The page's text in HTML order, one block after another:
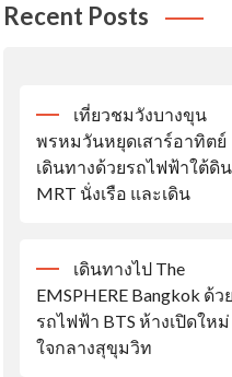
Recent Posts
เที่ยวชมวังบางขุน
พรหมวันหยุดเสาร์อาทิตย์
เดินทางด้วยรถไฟฟ้าใต้ดิน
MRT นั่งเรือ และเดิน
เดินทางไป The
EMSPHERE Bangkok ด้วย
รถไฟฟ้า BTS ห้างเปิดใหม่
ใจกลางสุขุมวิท